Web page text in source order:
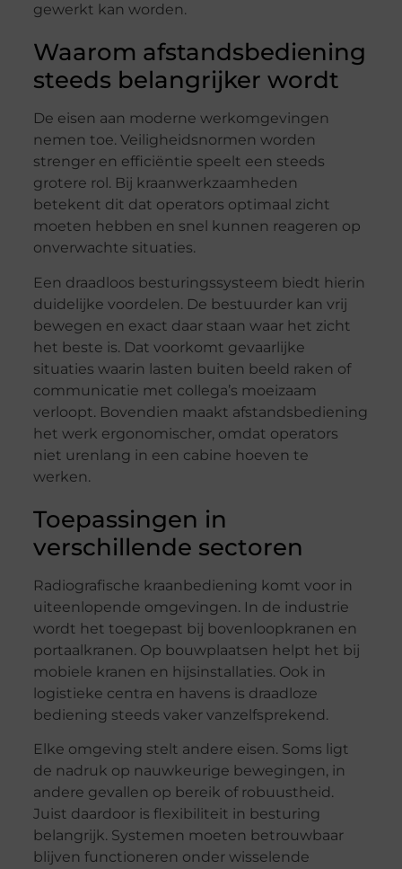
gewerkt kan worden.
Waarom afstandsbediening
steeds belangrijker wordt
De eisen aan moderne werkomgevingen
nemen toe. Veiligheidsnormen worden
strenger en efficiëntie speelt een steeds
grotere rol. Bij kraanwerkzaamheden
betekent dit dat operators optimaal zicht
moeten hebben en snel kunnen reageren op
onverwachte situaties.
Een draadloos besturingssysteem biedt hierin
duidelijke voordelen. De bestuurder kan vrij
bewegen en exact daar staan waar het zicht
het beste is. Dat voorkomt gevaarlijke
situaties waarin lasten buiten beeld raken of
communicatie met collega’s moeizaam
verloopt. Bovendien maakt afstandsbediening
het werk ergonomischer, omdat operators
niet urenlang in een cabine hoeven te
werken.
Toepassingen in
verschillende sectoren
Radiografische kraanbediening komt voor in
uiteenlopende omgevingen. In de industrie
wordt het toegepast bij bovenloopkranen en
portaalkranen. Op bouwplaatsen helpt het bij
mobiele kranen en hijsinstallaties. Ook in
logistieke centra en havens is draadloze
bediening steeds vaker vanzelfsprekend.
Elke omgeving stelt andere eisen. Soms ligt
de nadruk op nauwkeurige bewegingen, in
andere gevallen op bereik of robuustheid.
Juist daardoor is flexibiliteit in besturing
belangrijk. Systemen moeten betrouwbaar
blijven functioneren onder wisselende